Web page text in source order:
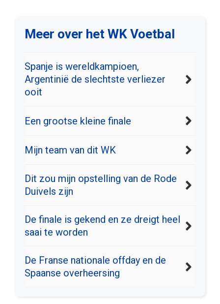
Meer over het WK Voetbal
Spanje is wereldkampioen,
Argentinië de slechtste verliezer
ooit
Een grootse kleine finale
Mijn team van dit WK
Dit zou mijn opstelling van de Rode
Duivels zijn
De finale is gekend en ze dreigt heel
saai te worden
De Franse nationale offday en de
Spaanse overheersing